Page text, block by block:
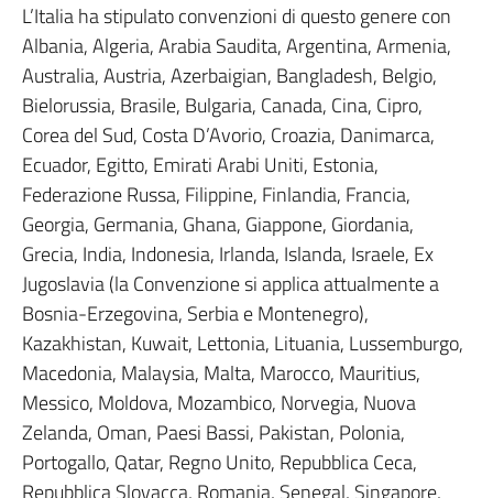
L’Italia ha stipulato convenzioni di questo genere con
Albania, Algeria, Arabia Saudita, Argentina, Armenia,
Australia, Austria, Azerbaigian, Bangladesh, Belgio,
Bielorussia, Brasile, Bulgaria, Canada, Cina, Cipro,
Corea del Sud, Costa D’Avorio, Croazia, Danimarca,
Ecuador, Egitto, Emirati Arabi Uniti, Estonia,
Federazione Russa, Filippine, Finlandia, Francia,
Georgia, Germania, Ghana, Giappone, Giordania,
Grecia, India, Indonesia, Irlanda, Islanda, Israele, Ex
Jugoslavia (la Convenzione si applica attualmente a
Bosnia-Erzegovina, Serbia e Montenegro),
Kazakhistan, Kuwait, Lettonia, Lituania, Lussemburgo,
Macedonia, Malaysia, Malta, Marocco, Mauritius,
Messico, Moldova, Mozambico, Norvegia, Nuova
Zelanda, Oman, Paesi Bassi, Pakistan, Polonia,
Portogallo, Qatar, Regno Unito, Repubblica Ceca,
Repubblica Slovacca, Romania, Senegal, Singapore,